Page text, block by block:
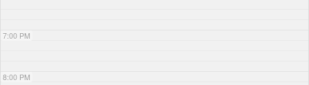
7:00 PM
8:00 PM